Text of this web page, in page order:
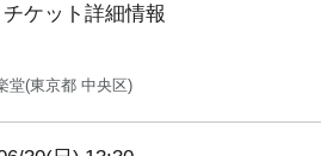
ケット詳細情報
堂(東京都 中央区)